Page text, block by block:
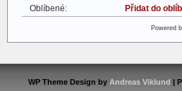
Oblíbené:
Přidat do
Powered
WP Theme Design by Andreas Viklund |